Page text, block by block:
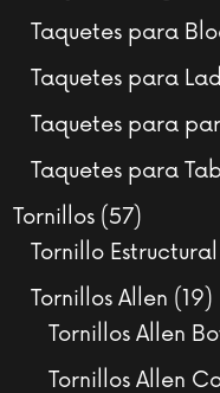
Taquetes para
Taquetes para
Taquetes para
Taquetes para
Tornillos 5757
Tornillo Estructural
Tornillos Allen 1919
Tornillos Allen
Tornillos Allen